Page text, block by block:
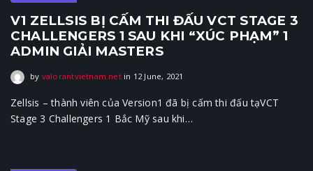
E-Sports
V1 ZELLSIS BỊ CẤM THI ĐẤU VCT STAGE 3
CHALLENGERS 1 SAU KHI “XÚC PHẠM” 1
ADMIN GIẢI MASTERS
by valorantvietnam.netin 12 June, 2021
Zellsis – thành viên của Version1 đã bị cấm thi đấu tạVCT
Stage 3 Challengers 1 Bắc Mỹ sau khi…